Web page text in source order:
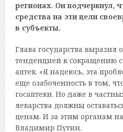
регионах. Он подчеркнул,
средства на эти цели
в субъекты.
Глава государства выразил
тенденцией к сокращению
аптек. «Я надеюсь, эта
еще озабоченность в том,
госаптеки. Но даже в
лекарства должны
ценам. И за этим органам
Владимир Путин.